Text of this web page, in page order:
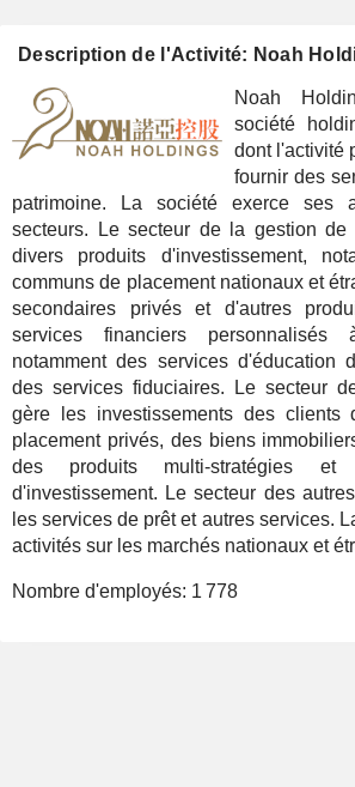
Description de l'Activité: Noah
Noah
société
dont l'activité
fournir des
patrimoine. La société exerce ses
secteurs. Le secteur de la gestion de
divers produits d'investissement,
communs de placement nationaux et
secondaires privés et d'autres
services financiers personnalisés
notamment des services d'éducation
des services fiduciaires. Le secteur
gère les investissements des clients
placement privés, des biens
des produits multi-stratégies et
d'investissement. Le secteur des
les services de prêt et autres services.
activités sur les marchés nationaux et
Nombre d'employés: 1 778